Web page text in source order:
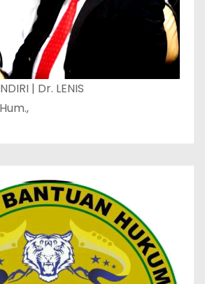
| Dr. LENIS